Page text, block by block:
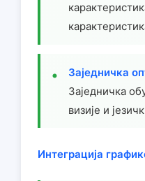
Заједничка
Заједничка
визије и
Интеграција